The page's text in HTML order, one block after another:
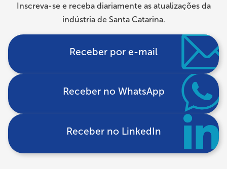
Inscreva-se e receba diariamente as atualizações da
indústria de Santa Catarina.
Receber por e-mail
Receber no WhatsApp
Receber no LinkedIn